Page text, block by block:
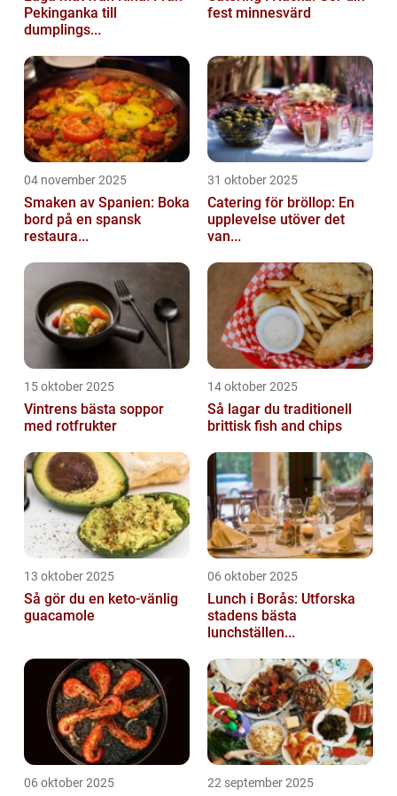
Pekinganka till
dumplings...
fest minnesvärd
04 november 2025
Smaken av Spanien: Boka
bord på en spansk
restaura...
31 oktober 2025
Catering för bröllop: En
upplevelse utöver det
van...
15 oktober 2025
Vintrens bästa soppor
med rotfrukter
14 oktober 2025
Så lagar du traditionell
brittisk fish and chips
13 oktober 2025
Så gör du en keto-vänlig
guacamole
06 oktober 2025
Lunch i Borås: Utforska
stadens bästa
lunchställen...
06 oktober 2025 22 september 2025